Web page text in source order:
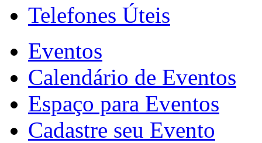
Telefones Úteis
Eventos
Calendário de Eventos
Espaço para Eventos
Cadastre seu Evento